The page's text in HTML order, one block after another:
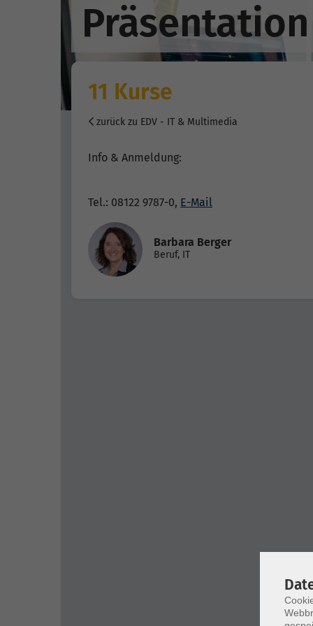
11 Kurse
zurück zu EDV - IT & Multimedia
Info & Anmeldung:
Tel.: 08122 9787-0, E-Mail
Barbara Berger
Beruf, IT